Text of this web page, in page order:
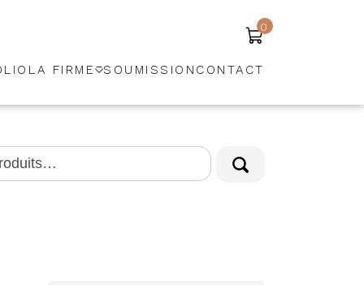
0
LA FIRME SOUMISSION CONTACT